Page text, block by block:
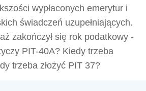
wypłaconych emerytur i
świadczeń uzupełniających.
zakończył się rok podatkowy -
PIT-40A? Kiedy trzeba
trzeba złożyć PIT 37?